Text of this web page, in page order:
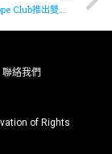
英國樂隊New Hope Club推出雙單曲《Getting Better》及《Girl Who Does Both》
聯絡我們
of Rights